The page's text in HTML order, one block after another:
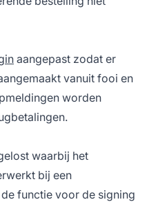
aangepast zodat er
vanuit fooi en
worden
waarbij het
bij een
functie voor de signing